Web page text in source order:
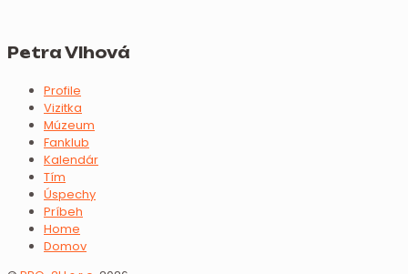
Petra Vlhová
Profile
Vizitka
Múzeum
Fanklub
Kalendár
Tím
Úspechy
Príbeh
Home
Domov